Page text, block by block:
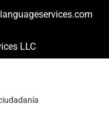
HACER PEDIDO
LLC